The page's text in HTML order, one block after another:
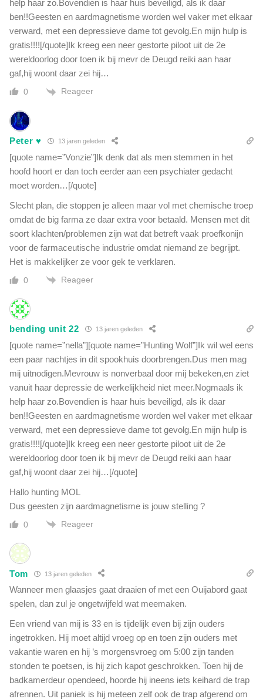
help haar zo.Bovendien is haar huis beveiligd, als ik daar
ben!!Geesten en aardmagnetisme worden wel vaker met elkaar
verward, met een depressieve dame tot gevolg.En mijn hulp is
gratis!!!![/quote]Ik kreeg een neer gestorte piloot uit de 2e
wereldoorlog door toen ik bij mevr de Deugd reiki aan haar
gaf,hij woont daar zei hij…
0 Reageer
Peter ♥ 13 jaren geleden
[quote name=”Vonzie”]Ik denk dat als men stemmen in het
hoofd hoort er dan toch eerder aan een psychiater gedacht
moet worden…[/quote]
Slecht plan, die stoppen je alleen maar vol met chemische troep
omdat de big farma ze daar extra voor betaald. Mensen met dit
soort klachten/problemen zijn wat dat betreft vaak proefkonijn
voor de farmaceutische industrie omdat niemand ze begrijpt.
Het is makkelijker ze voor gek te verklaren.
0 Reageer
bending unit 22 13 jaren geleden
[quote name=”nella”][quote name=”Hunting Wolf”]Ik wil wel eens
een paar nachtjes in dit spookhuis doorbrengen.Dus men mag
mij uitnodigen.Mevrouw is nonverbaal door mij bekeken,en ziet
vanuit haar depressie de werkelijkheid niet meer.Nogmaals ik
help haar zo.Bovendien is haar huis beveiligd, als ik daar
ben!!Geesten en aardmagnetisme worden wel vaker met elkaar
verward, met een depressieve dame tot gevolg.En mijn hulp is
gratis!!!![/quote]Ik kreeg een neer gestorte piloot uit de 2e
wereldoorlog door toen ik bij mevr de Deugd reiki aan haar
gaf,hij woont daar zei hij…[/quote]
Hallo hunting MOL
Dus geesten zijn aardmagnetisme is jouw stelling ?
0 Reageer
Tom 13 jaren geleden
Wanneer men glaasjes gaat draaien of met een Ouijabord gaat
spelen, dan zul je ongetwijfeld wat meemaken.
Een vriend van mij is 33 en is tijdelijk even bij zijn ouders
ingetrokken. Hij moet altijd vroeg op en toen zijn ouders met
vakantie waren en hij ’s morgensvroeg om 5:00 zijn tanden
stonden te poetsen, is hij zich kapot geschrokken. Toen hij de
badkamerdeur opendeed, hoorde hij ineens iets keihard de trap
afrennen. Uit paniek is hij meteen zelf ook de trap afgerend om